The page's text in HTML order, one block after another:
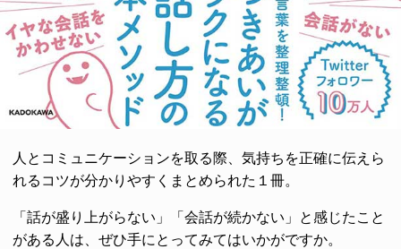
人とコミュニケーションを取る際、気持ちを正確に伝えら
れるコツが分かりやすくまとめられた１冊。
「話が盛り上がらない」「会話が続かない」と感じたこと
がある人は、ぜひ手にとってみてはいかがですか。